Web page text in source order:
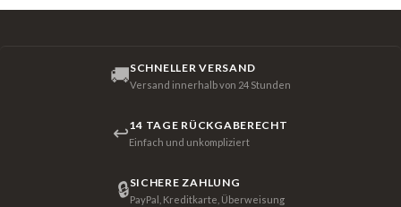
🚚SCHNELLER VERSAND
Versand innerhalb von 24 Stunden
↩14 TAGE RÜCKGABERECHT
Einfach und unkompliziert
🔒SICHERE ZAHLUNG
PayPal, Kreditkarte, Überweisung